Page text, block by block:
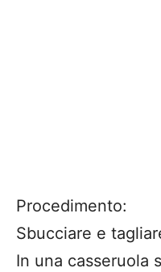
Procedimento:
Sbucciare e
In una casseruola